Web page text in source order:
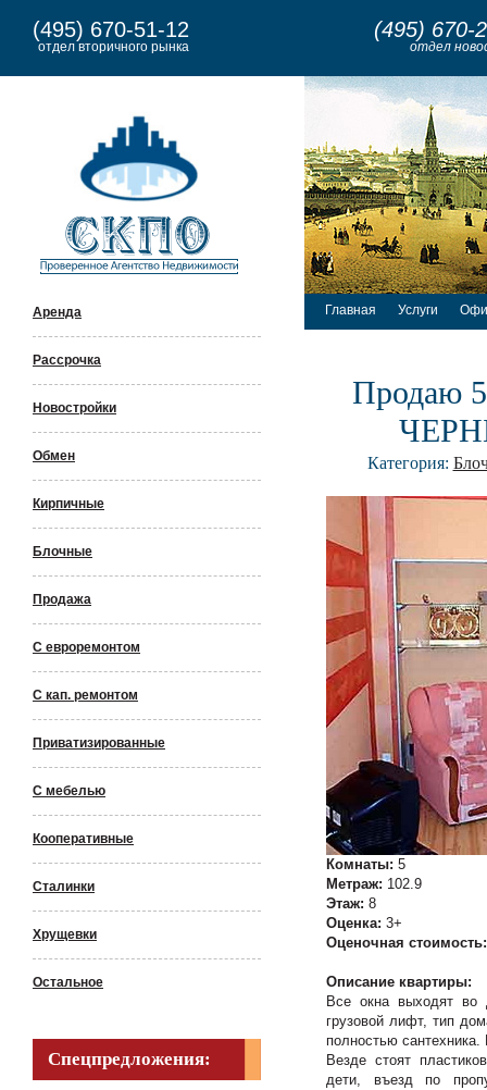
(495) 670-51-12
отдел вторичного рынка
(495) 670-
отдел
Аренда
Рассрочка
Новостройки
Обмен
Кирпичные
Блочные
Продажа
С евроремонтом
С кап. ремонтом
Приватизированные
С мебелью
Кооперативные
Сталинки
Хрущевки
Остальное
Спецпредложения:
Главная Услуги
Продаю
Категория:
Комнаты: 5
Метраж: 102.9
Этаж: 8
Оценка: 3+
Оценочная
Описание квартиры:
Все окна выходят во
грузовой лифт, тип
полностью сантехника.
Везде стоят
дети, въезд по